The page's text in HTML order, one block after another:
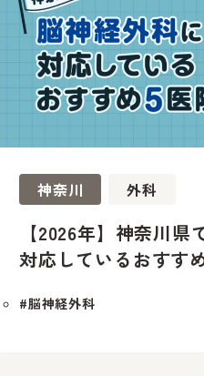
神奈川 外科
【2026年】神奈川県
対応しているおすす
#脳神経外科